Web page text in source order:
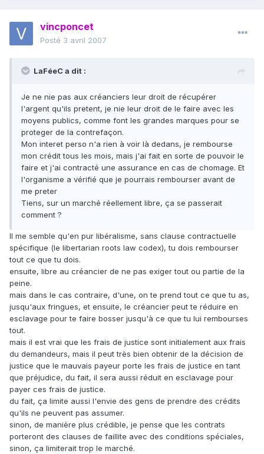
vincponcet
Posté 3 avril 2007
LaFéeC a dit :
Je ne nie pas aux créanciers leur droit de récupérer
l'argent qu'ils pretent, je nie leur droit de le faire avec les
moyens publics, comme font les grandes marques pour se
proteger de la contrefaçon.
Mon interet perso n'a rien à voir là dedans, je rembourse
mon crédit tous les mois, mais j'ai fait en sorte de pouvoir le
faire et j'ai contracté une assurance en cas de chomage. Et
l'organisme a vérifié que je pourrais rembourser avant de
me preter
Tiens, sur un marché réellement libre, ça se passerait
comment ?
Il me semble qu'en pur libéralisme, sans clause contractuelle
spécifique (le libertarian roots law codex), tu dois rembourser
tout ce que tu dois.
ensuite, libre au créancier de ne pas exiger tout ou partie de la
peine.
mais dans le cas contraire, d'une, on te prend tout ce que tu as,
jusqu'aux fringues, et ensuite, le créancier peut te réduire en
esclavage pour te faire bosser jusqu'à ce que tu lui rembourses
tout.
mais il est vrai que les frais de justice sont initialement aux frais
du demandeurs, mais il peut très bien obtenir de la décision de
justice que le mauvais payeur porte les frais de justice en tant
que préjudice, du fait, il sera aussi réduit en esclavage pour
payer ces frais de justice.
du fait, ça limite aussi l'envie des gens de prendre des crédits
qu'ils ne peuvent pas assumer.
sinon, de manière plus crédible, je pense que les contrats
porteront des clauses de faillite avec des conditions spéciales,
sinon, ça limiterait trop le marché.